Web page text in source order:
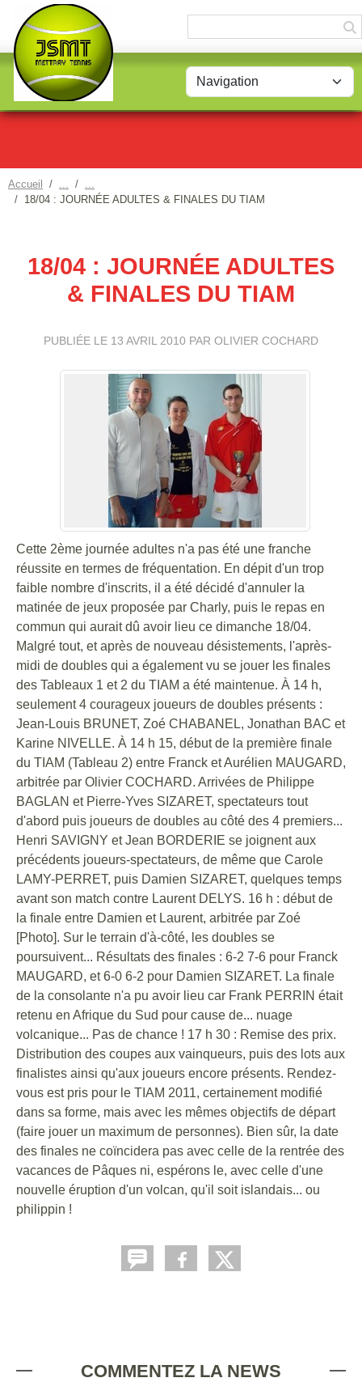
Accueil
18/04 : JOURNÉE ADULTES & FINALES DU TIAM
18/04 : JOURNÉE ADULTES
& FINALES DU TIAM
PUBLIÉE LE 13 AVRIL 2010 PAR OLIVIER COCHARD
Cette 2ème journée adultes n'a pas été une franche
réussite en termes de fréquentation. En dépit d'un trop
faible nombre d'inscrits, il a été décidé d'annuler la
matinée de jeux proposée par Charly, puis le repas en
commun qui aurait dû avoir lieu ce dimanche 18/04.
Malgré tout, et après de nouveau désistements, l'après-
midi de doubles qui a également vu se jouer les finales
des Tableaux 1 et 2 du TIAM a été maintenue. À 14 h,
seulement 4 courageux joueurs de doubles présents :
Jean-Louis BRUNET, Zoé CHABANEL, Jonathan BAC et
Karine NIVELLE. À 14 h 15, début de la première finale
du TIAM (Tableau 2) entre Franck et Aurélien MAUGARD,
arbitrée par Olivier COCHARD. Arrivées de Philippe
BAGLAN et Pierre-Yves SIZARET, spectateurs tout
d'abord puis joueurs de doubles au côté des 4 premiers...
Henri SAVIGNY et Jean BORDERIE se joignent aux
précédents joueurs-spectateurs, de même que Carole
LAMY-PERRET, puis Damien SIZARET, quelques temps
avant son match contre Laurent DELYS. 16 h : début de
la finale entre Damien et Laurent, arbitrée par Zoé
[Photo]. Sur le terrain d'à-côté, les doubles se
poursuivent... Résultats des finales : 6-2 7-6 pour Franck
MAUGARD, et 6-0 6-2 pour Damien SIZARET. La finale
de la consolante n'a pu avoir lieu car Frank PERRIN était
retenu en Afrique du Sud pour cause de... nuage
volcanique... Pas de chance ! 17 h 30 : Remise des prix.
Distribution des coupes aux vainqueurs, puis des lots aux
finalistes ainsi qu'aux joueurs encore présents. Rendez-
vous est pris pour le TIAM 2011, certainement modifié
dans sa forme, mais avec les mêmes objectifs de départ
(faire jouer un maximum de personnes). Bien sûr, la date
des finales ne coïncidera pas avec celle de la rentrée des
vacances de Pâques ni, espérons le, avec celle d'une
nouvelle éruption d'un volcan, qu'il soit islandais... ou
philippin !
COMMENTEZ LA NEWS
Panneau de gestion des cookies